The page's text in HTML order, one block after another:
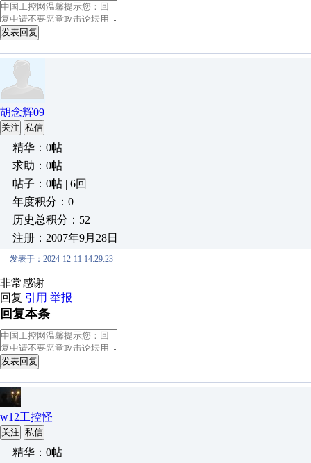
发表回复
胡念辉09
关注 私信
精华：0帖
求助：0帖
帖子：0帖 | 6回
年度积分：0
历史总积分：52
注册：2007年9月28日
发表于：2024-12-11 14:29:23
非常感谢
回复 引用 举报
回复本条
发表回复
w12工控怪
关注 私信
精华：0帖